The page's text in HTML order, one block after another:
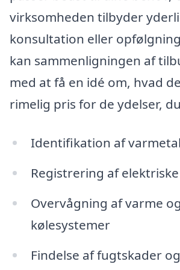
virksomheden tilbyder
konsultation eller
kan sammenligningen af
med at få en idé om, hvad
rimelig pris for de ydelser,
Identifikation af
Registrering af
Overvågning af varme og
kølesystemer
Findelse af fugtskader